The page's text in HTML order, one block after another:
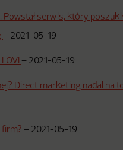
Powstał serwis, który
– 2021-05-19
– 2021-05-19
Direct marketing nadal na
firm? – 2021-05-19